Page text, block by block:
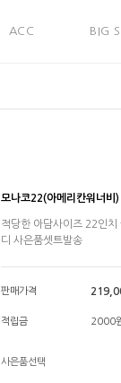
ACC BIG
모나코22(아메리칸워너비)
적당한 아담사이즈 22인
디 사은품셋트발송
판매가격
적립금 2000
사은품선택